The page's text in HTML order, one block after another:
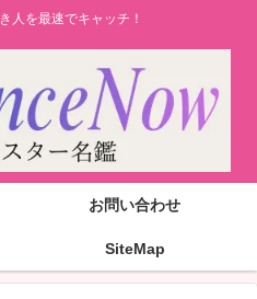
人を最速でキャッチ！
お問い合わせ
SiteMap